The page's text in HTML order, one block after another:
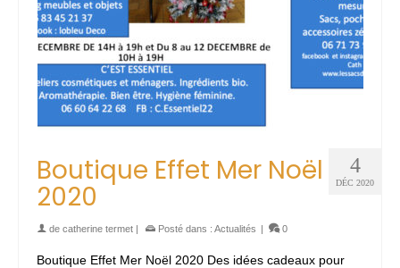
4
DÉC 2020
Boutique Effet Mer Noël
2020
de catherine termet | Posté dans : Actualités | 0
Boutique Effet Mer Noël 2020 Des idées cadeaux pour